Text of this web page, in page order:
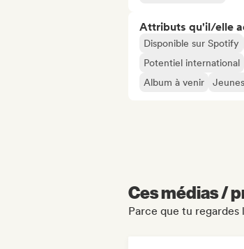
Attributs qu'il/elle
Disponible sur Spotify
Potentiel international
Album à venir
Ces médias /
Parce que tu